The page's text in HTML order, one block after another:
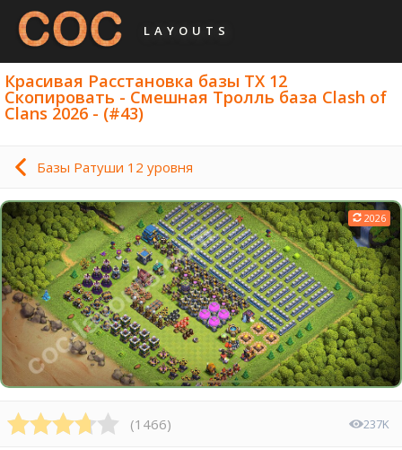
LAYOUTS
Красивая Расстановка базы ТХ 12
Скопировать - Смешная Тролль база Clash of
Clans 2026 - (#43)
Базы Ратуши 12 уровня
2026
(1466) 237K